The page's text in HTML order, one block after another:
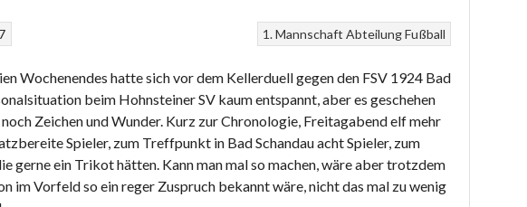
1. Mannschaft Abteilung Fußball
Wochenendes hatte sich vor dem Kellerduell gegen den FSV 1924 Bad
beim Hohnsteiner SV kaum entspannt, aber es geschehen
Zeichen und Wunder. Kurz zur Chronologie, Freitagabend elf mehr
Spieler, zum Treffpunkt in Bad Schandau acht Spieler, zum
gerne ein Trikot hätten. Kann man mal so machen, wäre aber trotzdem
im Vorfeld so ein reger Zuspruch bekannt wäre, nicht das mal zu wenig